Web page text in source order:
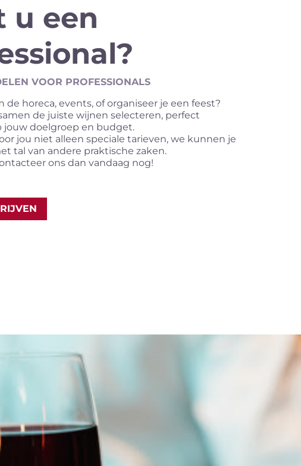
u een
VOOR PROFESSIONALS
de horeca, events, of organiseer je een feest?
de juiste wijnen selecteren, perfect
jouw doelgroep en budget.
jou niet alleen speciale tarieven, we kunnen je
tal van andere praktische zaken.
ons dan vandaag nog!